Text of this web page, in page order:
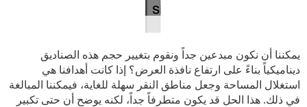
يمكننا أن نكون مبدعين جداً ونقوم بتغيير حجم هذه الصناديق
ديناميكياً بناءً على ارتفاع نافذة العرض؟ إذا كانت أهدافنا هي
استغلال المساحة وجعل مناطق النقر سهلة للغاية، فيمكننا المبالغة
في ذلك. هذا الحل قد يكون متطرفاً جداً، لكنه يوضح أن حتى تكبير